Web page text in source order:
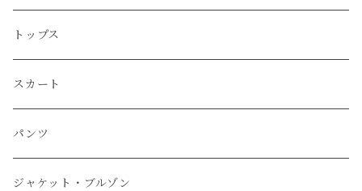
トップス
スカート
パンツ
ジャケット・ブルゾン